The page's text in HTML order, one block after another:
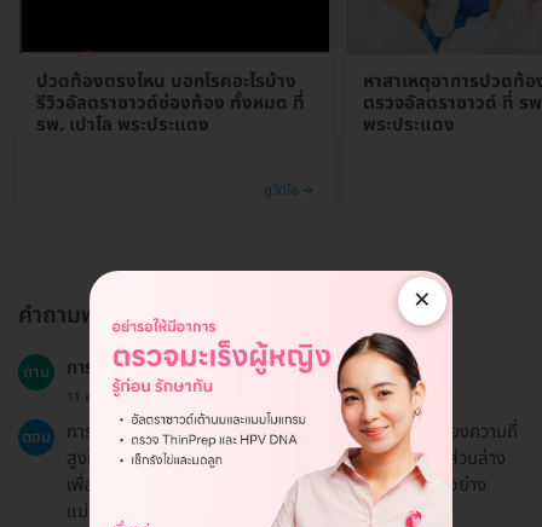
ปวดท้องตรงไหน บอกโรคอะไรบ้าง
รีวิวอัลตราซาวด์ช่องท้อง ทั้งหมด ที่
รพ. เปาโล พระประแดง
ดูวิดีโอ →
หาสาเหตุอาการปวดท้
ตรวจอัลตราซาวด์ ที่ รพ
พระประแดง
คำถามพบบ่อย
ถาม การตรวจอัลตราซาวด์ช่องท้องทั้งหมดคืออะไร?
11 พ.ย. 2023
ตอบ
การตรวจอัลตราซาวด์ช่องท้องทั้งหมดเป็นการใช้คลื่นเสียงความถี่
สูงในการสร้างภาพอวัยวะภายในช่องท้องทั้งส่วนบนและส่วนล่าง
เพื่อช่วยในการวินิจฉัยความผิดปกติของอวัยวะต่างๆ ได้อย่าง
แม่นยำยิ่งขึ้น.
×